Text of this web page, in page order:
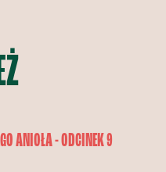
ANIOŁA - ODCINEK 9